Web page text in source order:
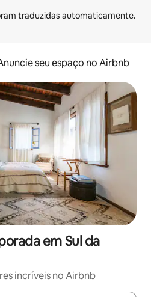
seu espaço no Airbnb
em Sul da
incríveis no Airbnb